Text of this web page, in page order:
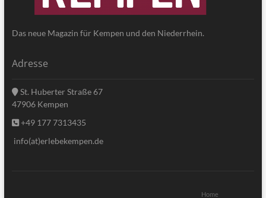
Das neue Magazin für Kempen und den Niederrhein.
Adresse
St. Huberter Straße 67
47906 Kempen
+49 177 7313435
info(at)erlebekempen.de
Home